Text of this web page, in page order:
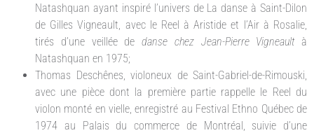
Natashquan ayant inspiré l’univers de La danse à Saint-Dilon
de Gilles Vigneault, avec le Reel à Aristide et l’Air à Rosalie,
tirés d’une veillée de danse chez Jean-Pierre Vigneaultà
Natashquan en 1975;
Thomas Deschênes, violoneux de Saint-Gabriel-de-Rimouski,
avec une pièce dont la première partie rappelle le Reel du
violon monté en vielle, enregistré au Festival Ethno Québec de
1974 au Palais du commerce de Montréal, suivie d’une